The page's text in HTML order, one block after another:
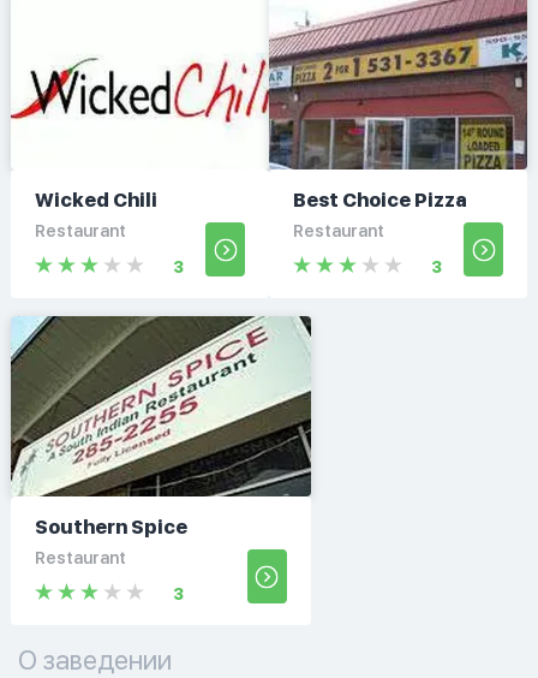
Wicked Chili
Restaurant
3
Best Choice Pizza
Restaurant
3
Southern Spice
Restaurant
3
О заведении